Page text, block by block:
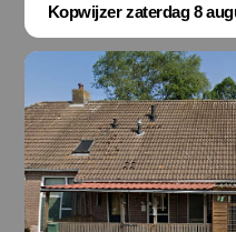
Kopwijzer zaterdag 8